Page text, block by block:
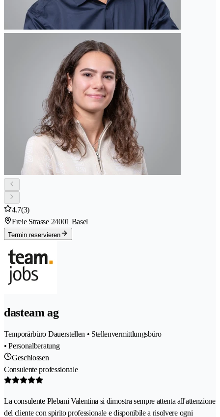
4.7(3)
Freie Strasse 24001 Basel
Termin reservieren
dasteam ag
Temporärbüro Dauerstellen • Stellenvermittlungsbüro
• Personalberatung
Geschlossen
Consulente professionale
La consulente Plebani Valentina si dimostra sempre attenta all'attenzione
del cliente con spirito professionale e disponibile a risolvere ogni